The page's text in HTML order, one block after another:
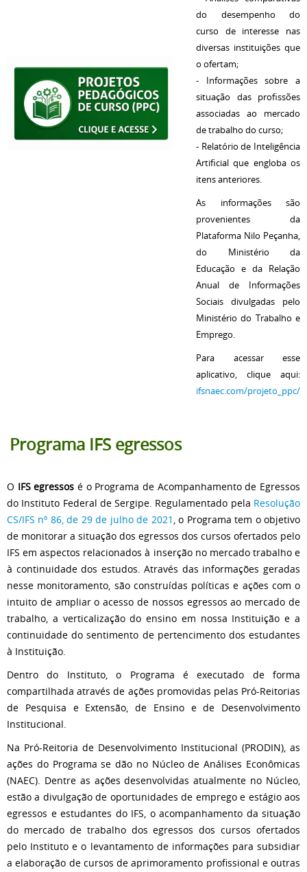
do desempenho do
curso de interesse nas
diversas instituições que
o ofertam;
- Informações sobre a
situação das profissões
associadas ao mercado
de trabalho do curso;
- Relatório de Inteligência
Artificial que engloba os
itens anteriores.
As informações são
provenientes da
Plataforma Nilo Peçanha,
do Ministério da
Educação e da Relação
Anual de Informações
Sociais divulgadas pelo
Ministério do Trabalho e
Emprego.
Para acessar esse
aplicativo, clique aqui:
ifsnaec.com/projeto_ppc/
Programa IFS egressos
O IFS egressos é o Programa de Acompanhamento de Egressos
do Instituto Federal de Sergipe. Regulamentado pela Resolução
CS/IFS nº 86, de 29 de julho de 2021 , o Programa tem o objetivo
de monitorar a situação dos egressos dos cursos ofertados pelo
IFS em aspectos relacionados à inserção no mercado trabalho e
à continuidade dos estudos. Através das informações geradas
nesse monitoramento, são construídas políticas e ações com o
intuito de ampliar o acesso de nossos egressos ao mercado de
trabalho, a verticalização do ensino em nossa Instituição e a
continuidade do sentimento de pertencimento dos estudantes
à Instituição.
Dentro do Instituto, o Programa é executado de forma
compartilhada através de ações promovidas pelas Pró-Reitorias
de Pesquisa e Extensão, de Ensino e de Desenvolvimento
Institucional.
Na Pró-Reitoria de Desenvolvimento Institucional (PRODIN), as
ações do Programa se dão no Núcleo de Análises Econômicas
(NAEC). Dentre as ações desenvolvidas atualmente no Núcleo,
estão a divulgação de oportunidades de emprego e estágio aos
egressos e estudantes do IFS, o acompanhamento da situação
do mercado de trabalho dos egressos dos cursos ofertados
pelo Instituto e o levantamento de informações para subsidiar
a elaboração de cursos de aprimoramento profissional e outras